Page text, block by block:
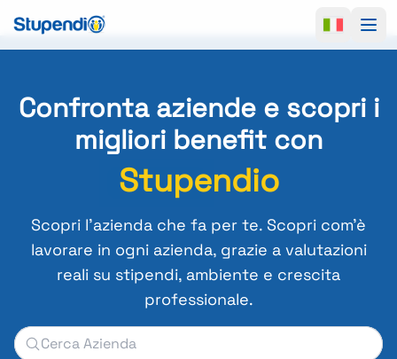
Confronta aziende e scopri i
migliori benefit con
Stupendio
Scopri l'azienda che fa per te. Scopri com'è
lavorare in ogni azienda, grazie a valutazioni
reali su stipendi, ambiente e crescita
professionale.